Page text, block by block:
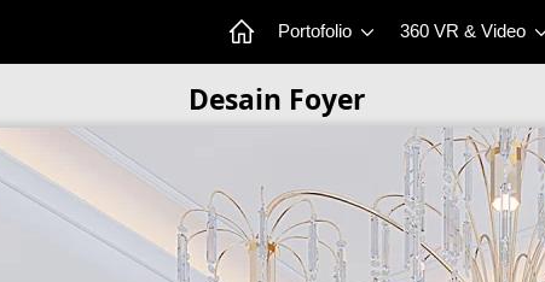
Portofolio 360 VR & Video
Desain Foyer